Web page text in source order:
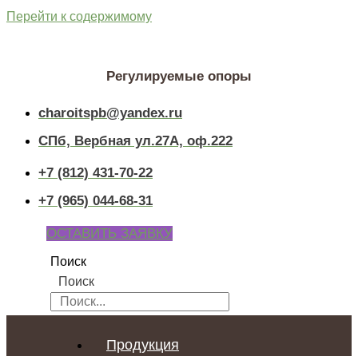
Перейти к содержимому
Регулируемые опоры
charoitspb@yandex.ru
СПб, Вербная ул.27А, оф.222
+7 (812) 431-70-22
+7 (965) 044-68-31
ОСТАВИТЬ ЗАЯВКУ
Поиск
Поиск
Продукция